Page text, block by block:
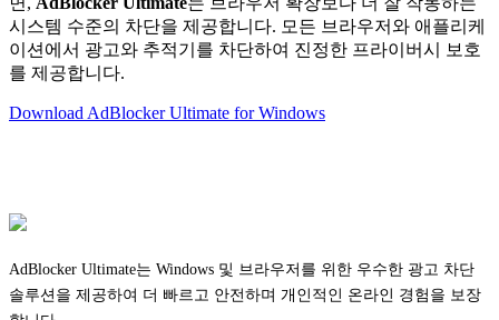
시스템 수준의 차단을 제공합니다. 모든 브라우저와 애플리케
이션에서 광고와 추적기를 차단하여 진정한 프라이버시 보호
를 제공합니다.
Download AdBlocker Ultimate for Windows
AdBlocker Ultimate는 Windows 및 브라우저를 위한 우수한 광고 차단
솔루션을 제공하여 더 빠르고 안전하며 개인적인 온라인 경험을 보장